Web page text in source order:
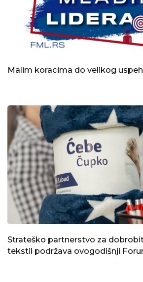
Malim koracima do velikog
Strateško partnerstvo za
tekstil podržava ovogodišnji